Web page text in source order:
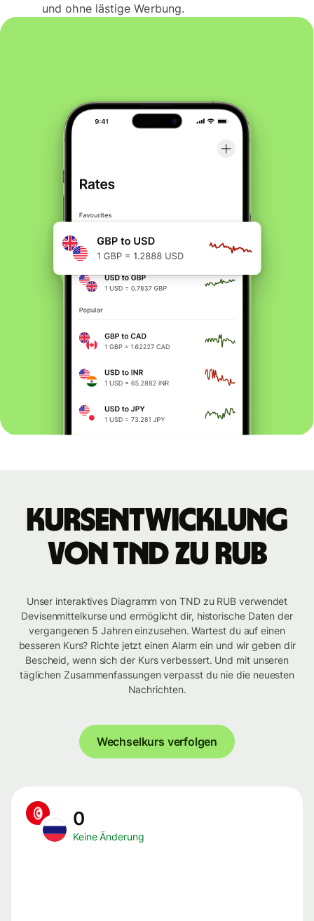
und ohne lästige Werbung.
Kursentwicklung
von TND zu RUB
Unser interaktives Diagramm von TND zu RUB verwendet
Devisenmittelkurse und ermöglicht dir, historische Daten der
vergangenen 5 Jahren einzusehen. Wartest du auf einen
besseren Kurs? Richte jetzt einen Alarm ein und wir geben dir
Bescheid, wenn sich der Kurs verbessert. Und mit unseren
täglichen Zusammenfassungen verpasst du nie die neuesten
Nachrichten.
Wechselkurs verfolgen
0
Keine Änderung